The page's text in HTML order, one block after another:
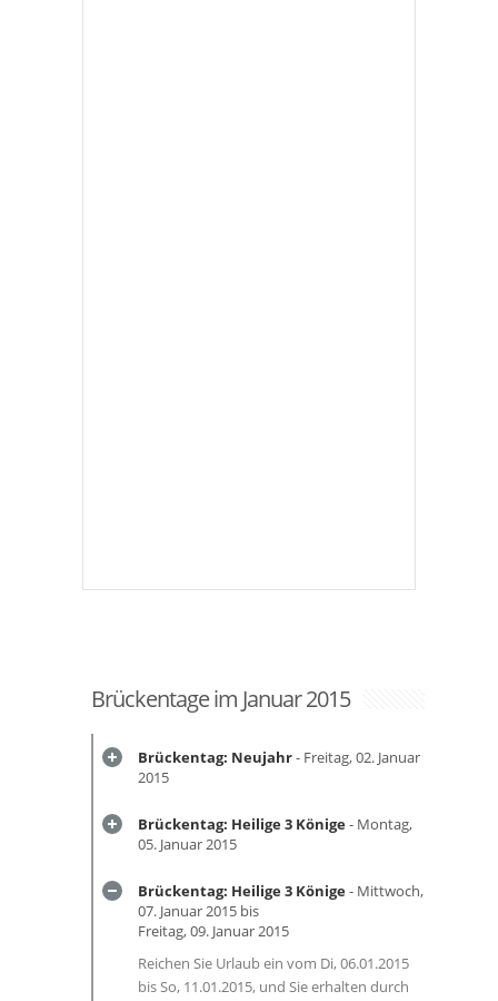
Brückentage im Januar 2015
Brückentag: Neujahr- Freitag, 02. Januar
2015
Brückentag: Heilige 3 Könige- Montag,
05. Januar 2015
Brückentag: Heilige 3 Könige- Mittwoch,
07. Januar 2015 bis
Freitag, 09. Januar 2015
Reichen Sie Urlaub ein vom Di, 06.01.2015
bis So, 11.01.2015, und Sie erhalten durch